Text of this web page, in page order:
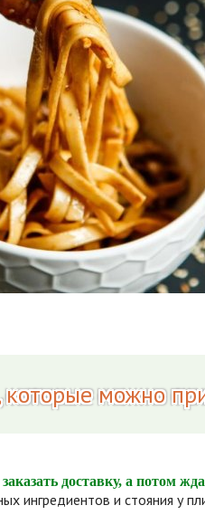
можно
доставку, а потом
ингредиентов и стояния у